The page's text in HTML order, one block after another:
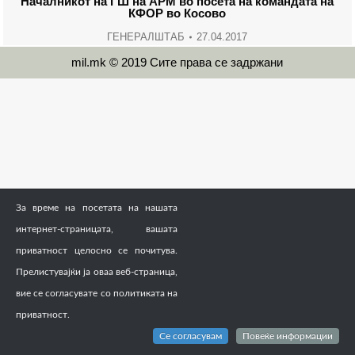
КФОР во Косово
ГЕНЕРАЛШТАБ 27.04.2017
mil.mk © 2019 Сите права се задржани
За време на посетата на нашата
интернет-страницата, вашата
приватност целосно се почитува.
Прелистувајќи ја оваа веб-страница,
вие се согласувате со политиката на
приватност.
Се согласувам Повеќе информации